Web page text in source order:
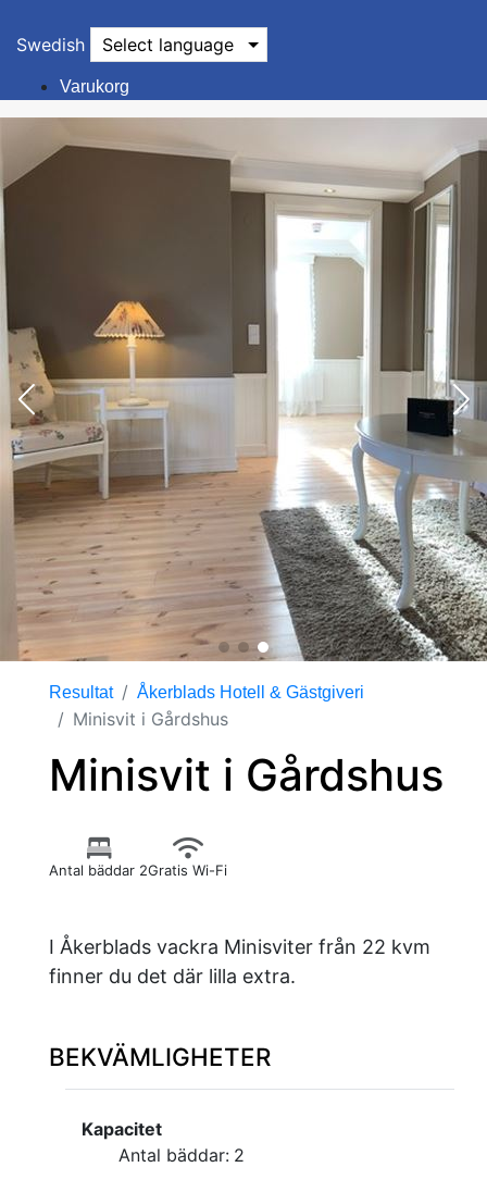
Swedish Select language
Varukorg
Resultat Åkerblads Hotell & Gästgiveri
Minisvit i Gårdshus
Minisvit i Gårdshus
Antal bäddar 2Gratis Wi-Fi
I Åkerblads vackra Minisviter från 22 kvm
finner du det där lilla extra.
BEKVÄMLIGHETER
Kapacitet
Antal bäddar: 2